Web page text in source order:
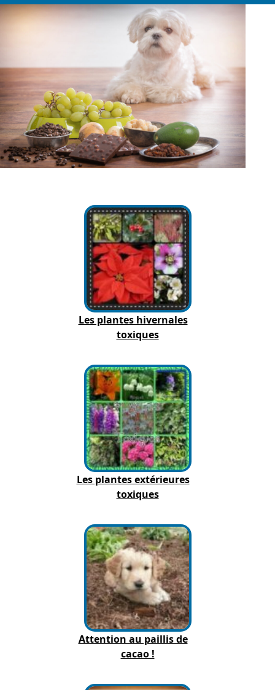
Les plantes hivernales
toxiques
Les plantes extérieures
toxiques
Attention au paillis de
cacao !